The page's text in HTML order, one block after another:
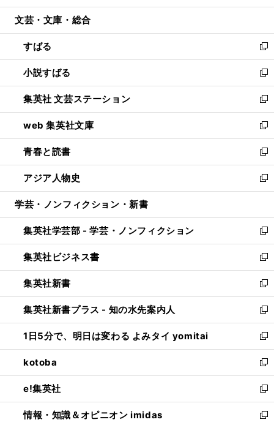
開
ウ
開
く
ン
ウ
で
開
く
ウ
ン
ド
ウ
で
開
く
文芸・文庫・総合
すばる
新
し
い
ウ
ィ
ン
ド
ウ
で
開
く
小説すばる
新
し
い
ウ
ィ
ン
ド
ウ
で
開
集英社 文芸ステーション
新
し
い
ウ
ィ
ン
ド
ウ
開
く
web 集英社文庫
新
し
い
ウ
ィ
ン
ウ
で
開
く
青春と読書
新
し
い
ウ
ン
ド
ウ
で
開
く
アジア人物史
新
し
ウ
ィ
ン
ド
ウ
で
開
く
学芸・ノンフィクション・新書
集英社学芸部 - 学芸・ノンフィクション
新
し
い
ウ
ィ
ン
ド
ウ
で
開
く
集英社ビジネス書
新
し
い
ウ
ィ
ン
ド
ウ
で
開
く
集英社新書
新
し
い
ウ
ィ
ン
ド
ウ
で
開
く
集英社新書プラス - 知の水先案内人
新
し
い
ウ
ィ
ン
ド
ウ
で
1日5分で、明日は変わる よみタイ yomitai
新
し
い
ウ
ィ
ン
ド
kotoba
新
し
い
ウ
ィ
e!集英社
新
し
い
情報・知識＆オピニオン imidas
新